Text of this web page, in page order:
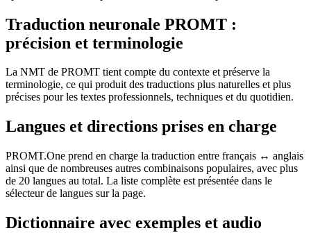
Traduction neuronale PROMT :
précision et terminologie
La NMT de PROMT tient compte du contexte et préserve la
terminologie, ce qui produit des traductions plus naturelles et plus
précises pour les textes professionnels, techniques et du quotidien.
Langues et directions prises en charge
PROMT.One prend en charge la traduction entre français ↔ anglais
ainsi que de nombreuses autres combinaisons populaires, avec plus
de 20 langues au total. La liste complète est présentée dans le
sélecteur de langues sur la page.
Dictionnaire avec exemples et audio